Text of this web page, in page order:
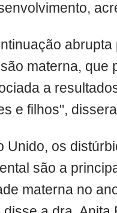
abrupta
materna, que
a
e filhos",
Unido, os
são a
materna no